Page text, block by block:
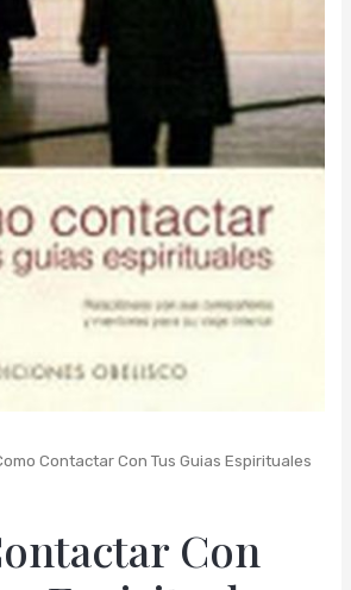
Contactar Con Tus Guias Espirituales
Con